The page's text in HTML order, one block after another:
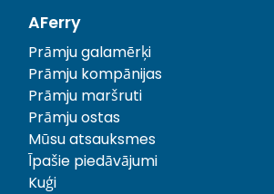
AFerry
Prāmju galamērķi
Prāmju kompānijas
Prāmju maršruti
Prāmju ostas
Mūsu atsauksmes
Īpašie piedāvājumi
Kuģi